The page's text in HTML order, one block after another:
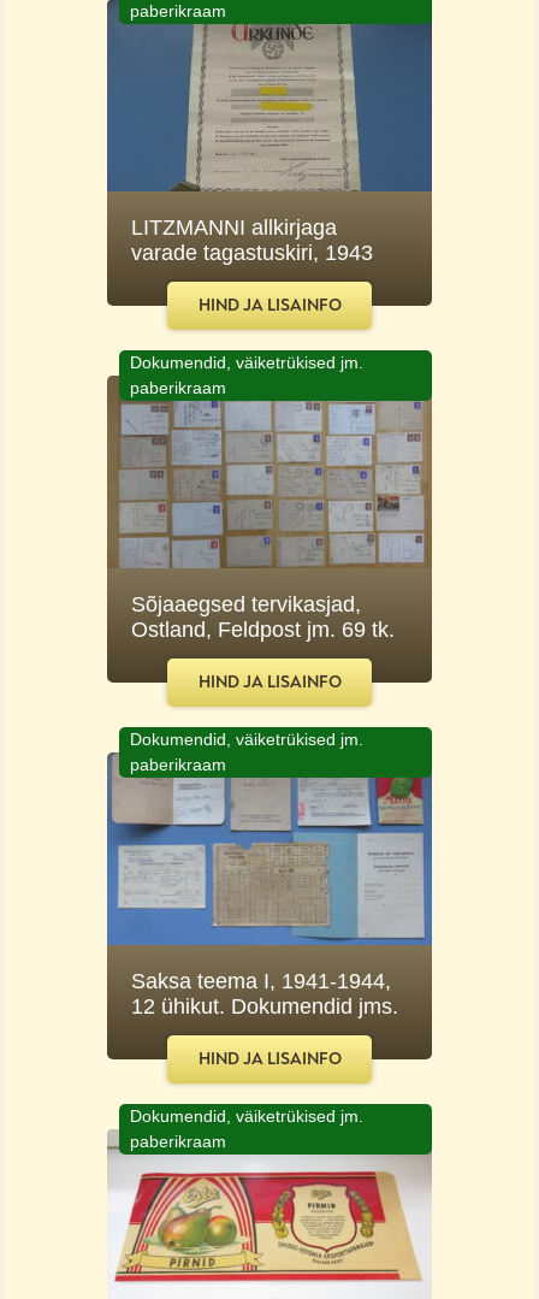
paberikraam
LITZMANNI allkirjaga
varade tagastuskiri, 1943
HIND JA LISAINFO
Dokumendid, väiketrükised jm.
paberikraam
Sõjaaegsed tervikasjad,
Ostland, Feldpost jm. 69 tk.
HIND JA LISAINFO
Dokumendid, väiketrükised jm.
paberikraam
Saksa teema I, 1941-1944,
12 ühikut. Dokumendid jms.
HIND JA LISAINFO
Dokumendid, väiketrükised jm.
paberikraam